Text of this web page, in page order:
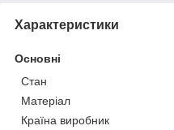
Характеристики
Основні
Стан
Матеріал
Країна виробник